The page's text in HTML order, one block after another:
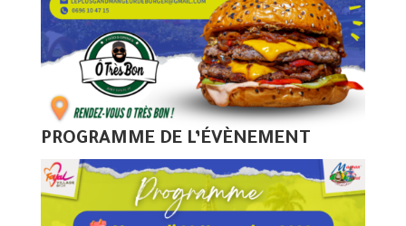
PROGRAMME DE L’ÉVÈNEMENT